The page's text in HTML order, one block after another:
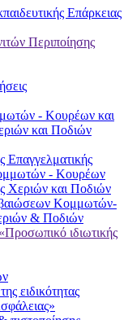
Επάρκειας
Περιποίησης
- Κουρέων και
και Ποδιών
Επαγγελματικής
- Κουρέων
Χεριών και Ποδιών
Κομμωτών-
& Ποδιών
ιδιωτικής
ειδικότητας